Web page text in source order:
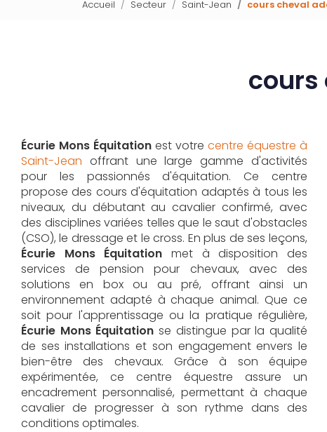
Accueil Secteur Saint-Jean cours cheval
cours
Écurie Mons Équitation est votre centre équestre à
Saint-Jean offrant une large gamme d'activités
pour les passionnés d'équitation. Ce centre
propose des cours d'équitation adaptés à tous les
niveaux, du débutant au cavalier confirmé, avec
des disciplines variées telles que le saut d'obstacles
(CSO), le dressage et le cross. En plus de ses leçons,
Écurie Mons Équitation met à disposition des
services de pension pour chevaux, avec des
solutions en box ou au pré, offrant ainsi un
environnement adapté à chaque animal. Que ce
soit pour l'apprentissage ou la pratique régulière,
Écurie Mons Équitation se distingue par la qualité
de ses installations et son engagement envers le
bien-être des chevaux. Grâce à son équipe
expérimentée, ce centre équestre assure un
encadrement personnalisé, permettant à chaque
cavalier de progresser à son rythme dans des
conditions optimales.